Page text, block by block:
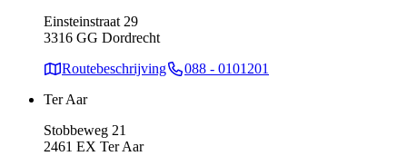
Einsteinstraat 29
3316 GG Dordrecht
Routebeschrijving
088 - 0101201
Ter Aar
Stobbeweg 21
2461 EX Ter Aar